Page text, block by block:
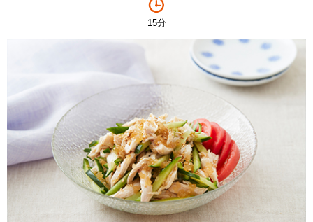
15分